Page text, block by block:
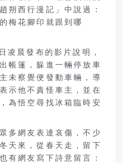
朔西行漫記」中說過：
梅花腳印就跟到哪
凌晨發布的影片說明，
帳篷，躲進一輛停放車
未察覺便發動車輛，導
示他不責怪車主，並在
為悟空尋找冰箱臨時安
多網友表達哀傷，不少
天來，從春天走，留下
有網友寫下詩意留言：